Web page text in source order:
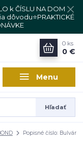
k ČÍSLU NA DOM
dôvodu⭐PRAKTICKÉ
Menu
Hľadať
0 ks
0 €
Popisné číslo: Bulvár